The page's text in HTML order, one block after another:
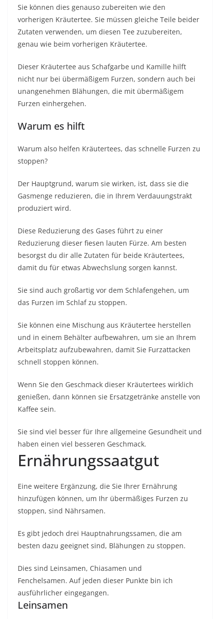
Sie können dies genauso zubereiten wie den
vorherigen Kräutertee. Sie müssen gleiche Teile beider
Zutaten verwenden, um diesen Tee zuzubereiten,
genau wie beim vorherigen Kräutertee.
Dieser Kräutertee aus Schafgarbe und Kamille hilft
nicht nur bei übermäßigem Furzen, sondern auch bei
unangenehmen Blähungen, die mit übermäßigem
Furzen einhergehen.
Warum es hilft
Warum also helfen Kräutertees, das schnelle Furzen zu
stoppen?
Der Hauptgrund, warum sie wirken, ist, dass sie die
Gasmenge reduzieren, die in Ihrem Verdauungstrakt
produziert wird.
Diese Reduzierung des Gases führt zu einer
Reduzierung dieser fiesen lauten Fürze. Am besten
besorgst du dir alle Zutaten für beide Kräutertees,
damit du für etwas Abwechslung sorgen kannst.
Sie sind auch großartig vor dem Schlafengehen, um
das Furzen im Schlaf zu stoppen.
Sie können eine Mischung aus Kräutertee herstellen
und in einem Behälter aufbewahren, um sie an Ihrem
Arbeitsplatz aufzubewahren, damit Sie Furzattacken
schnell stoppen können.
Wenn Sie den Geschmack dieser Kräutertees wirklich
genießen, dann können sie Ersatzgetränke anstelle von
Kaffee sein.
Sie sind viel besser für Ihre allgemeine Gesundheit und
haben einen viel besseren Geschmack.
Ernährungssaatgut
Eine weitere Ergänzung, die Sie Ihrer Ernährung
hinzufügen können, um Ihr übermäßiges Furzen zu
stoppen, sind Nährsamen.
Es gibt jedoch drei Hauptnahrungssamen, die am
besten dazu geeignet sind, Blähungen zu stoppen.
Dies sind Leinsamen, Chiasamen und
Fenchelsamen. Auf jeden dieser Punkte bin ich
ausführlicher eingegangen.
Leinsamen